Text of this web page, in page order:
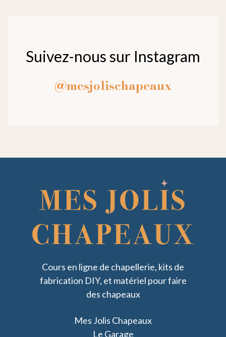
Suivez-nous sur Instagram
@mesjolischapeaux
Cours en ligne de chapellerie, kits de
fabrication DIY, et matériel pour faire
des chapeaux
Mes Jolis Chapeaux
Le Garage